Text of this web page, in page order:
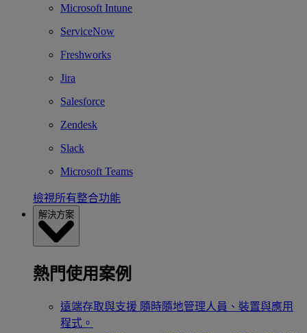
Microsoft Intune
ServiceNow
Freshworks
Jira
Salesforce
Zendesk
Slack
Microsoft Teams
檢視所有整合功能
解決方案
熱門使用案例
遠端存取與支援 隨時隨地管理人員、裝置與應用
程式。